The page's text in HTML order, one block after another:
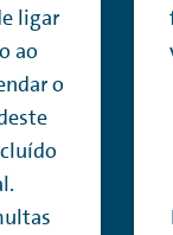
ligar
ao
o